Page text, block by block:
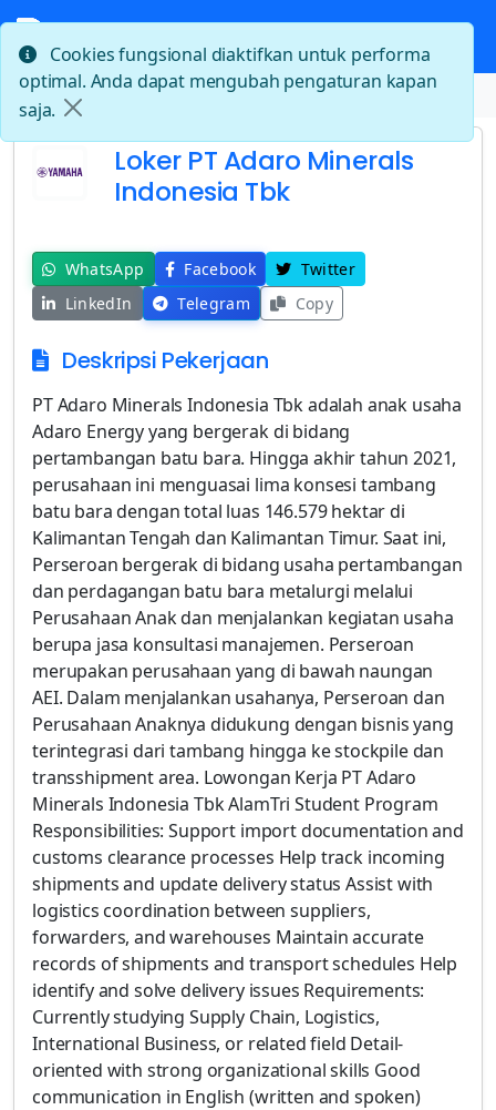
Beranda Loker PT Adaro Minerals Indonesia Tbk
Loker PT Adaro Minerals
Indonesia Tbk
WhatsApp Facebook
Twitter
LinkedIn
Telegram Copy
Deskripsi Pekerjaan
PT Adaro Minerals Indonesia Tbk adalah anak usaha
Adaro Energy yang bergerak di bidang
pertambangan batu bara. Hingga akhir tahun 2021,
perusahaan ini menguasai lima konsesi tambang
batu bara dengan total luas 146.579 hektar di
Kalimantan Tengah dan Kalimantan Timur. Saat ini,
Perseroan bergerak di bidang usaha pertambangan
dan perdagangan batu bara metalurgi melalui
Perusahaan Anak dan menjalankan kegiatan usaha
berupa jasa konsultasi manajemen. Perseroan
merupakan perusahaan yang di bawah naungan
AEI. Dalam menjalankan usahanya, Perseroan dan
Perusahaan Anaknya didukung dengan bisnis yang
terintegrasi dari tambang hingga ke stockpile dan
transshipment area. Lowongan Kerja PT Adaro
Minerals Indonesia Tbk AlamTri Student Program
Responsibilities: Support import documentation and
customs clearance processes Help track incoming
shipments and update delivery status Assist with
logistics coordination between suppliers,
forwarders, and warehouses Maintain accurate
records of shipments and transport schedules Help
identify and solve delivery issues Requirements:
Currently studying Supply Chain, Logistics,
International Business, or related field Detail-
oriented with strong organizational skills Good
communication in English (written and spoken)
Cookies fungsional diaktifkan untuk performa
optimal. Anda dapat mengubah pengaturan kapan
saja.